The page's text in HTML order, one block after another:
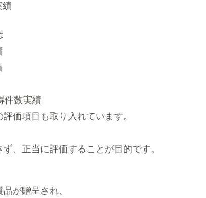
績
件数実績
価項目も取り入れています。
、正当に評価することが目的です。
が贈呈され、